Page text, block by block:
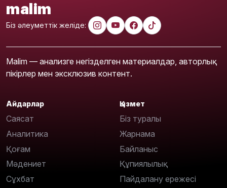
malim
Біз әлеуметтік желіде:
Malim — анализге негізделген материалдар, авторлық
пікірлер мен эксклюзив контент.
Айдарлар
Саясат
Аналитика
Қоғам
Мәдениет
Сұхбат
Қызмет
Біз туралы
Жарнама
Байланыс
Құпиялылық
Пайдалану ережесі